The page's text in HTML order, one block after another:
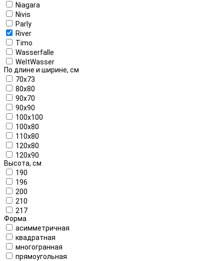
Niagara
Nivis
Parly
River
Timo
Wasserfalle
WeltWasser
По длине и ширине, см
70x73
80x80
90x70
90x90
100x100
100x80
110x80
120x80
120x90
Высота, см
190
196
200
210
217
Форма
асимметричная
квадратная
многогранная
прямоугольная